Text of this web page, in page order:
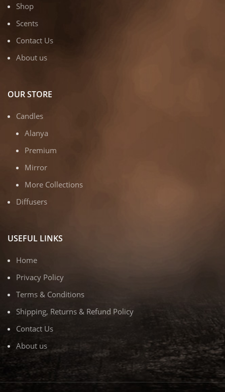
Shop
Scents
Contact Us
About us
OUR STORE
Candles
Alanya
Premium
Mirror
More Collections
Diffusers
USEFUL LINKS
Home
Privacy Policy
Terms & Conditions
Shipping, Returns & Refund Policy
Contact Us
About us